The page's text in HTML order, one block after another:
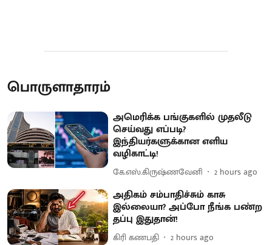
பொருளாதாரம்
அமெரிக்க பங்குகளில் முதலீடு
செய்வது எப்படி?
இந்தியர்களுக்கான எளிய
வழிகாட்டி!
கே.எஸ்.கிருஷ்ணவேனி 2 hours ago
அதிகம் சம்பாதிச்சும் காசு
இல்லையா? அப்போ நீங்க பண்ற
தப்பு இதுதான்!
கிரி கணபதி 2 hours ago